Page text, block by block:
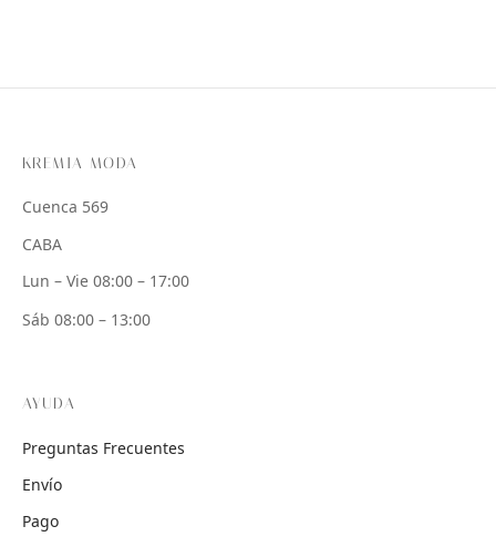
KREMIA MODA
Cuenca 569
CABA
Lun – Vie 08:00 – 17:00
Sáb 08:00 – 13:00
AYUDA
Preguntas Frecuentes
Envío
Pago